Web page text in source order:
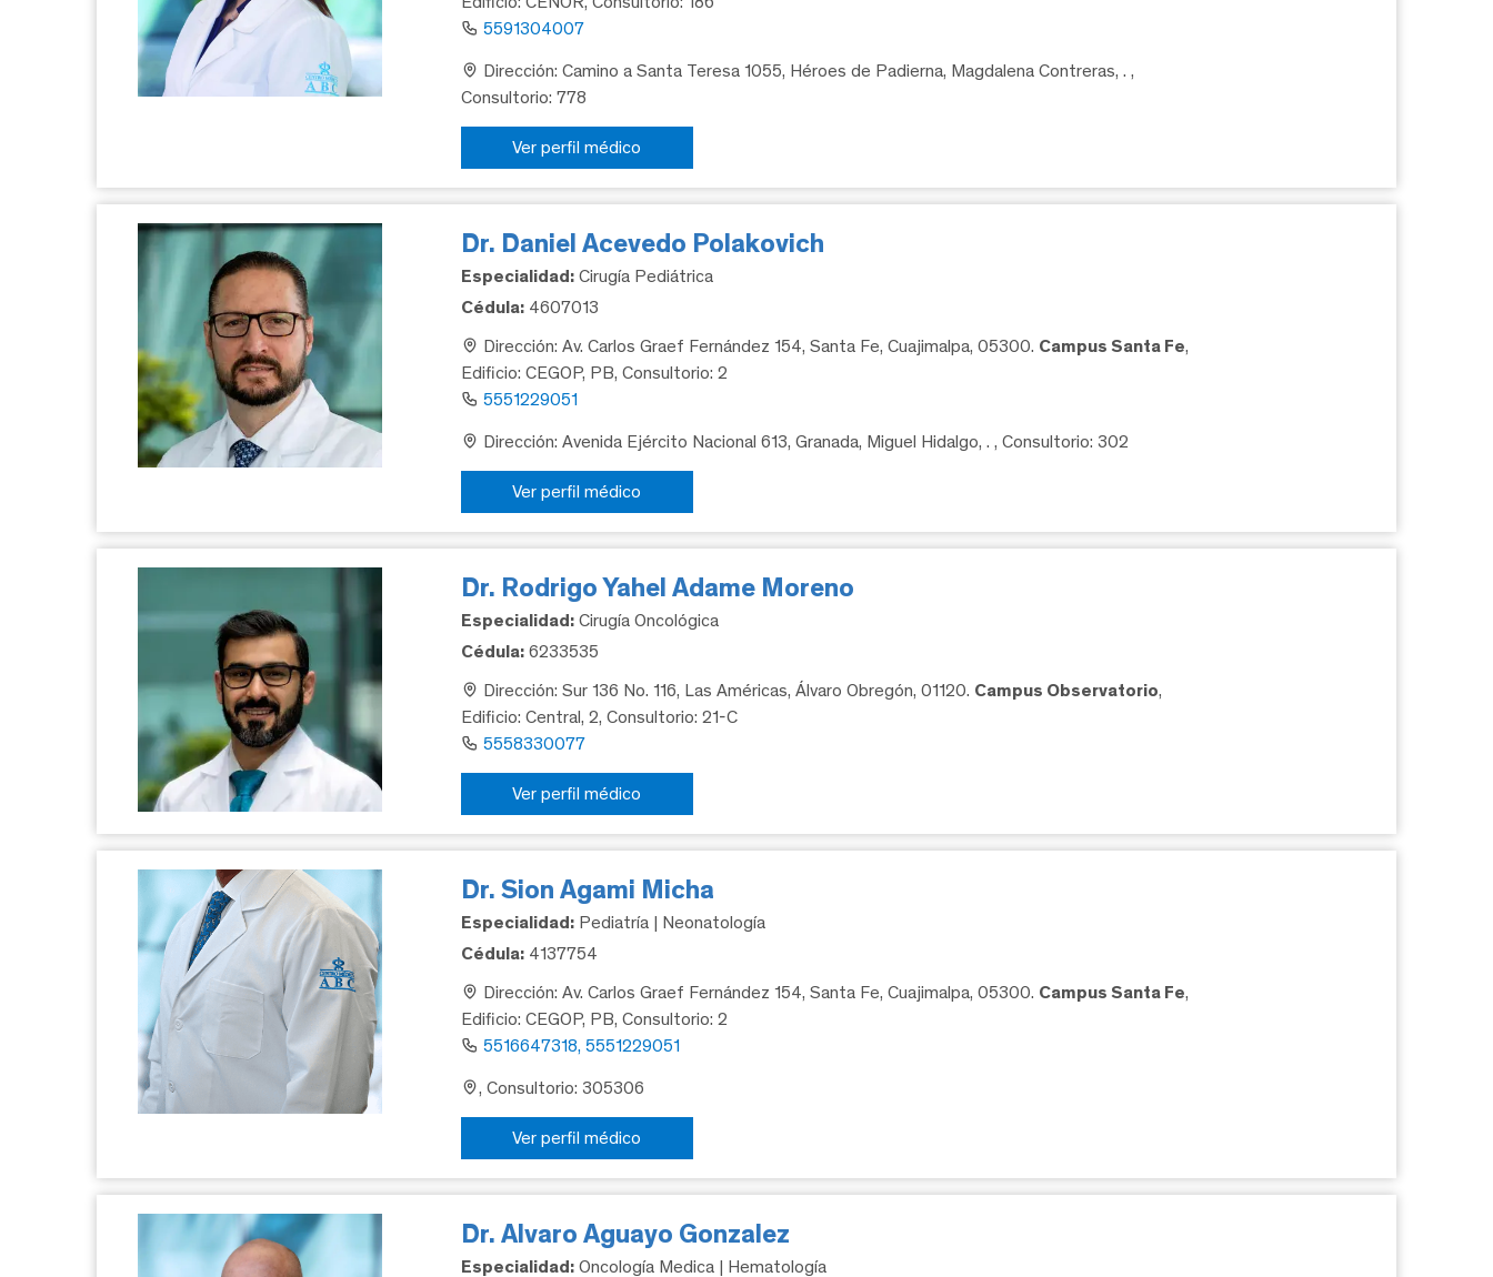
5591304007
Dirección: Camino a Santa Teresa 1055, Héroes de Padierna, Magdalena Contreras, . ,
Consultorio: 778
Ver perfil médico
Dr. Daniel Acevedo Polakovich
Especialidad: Cirugía Pediátrica
Cédula: 4607013
Dirección: Av. Carlos Graef Fernández 154, Santa Fe, Cuajimalpa, 05300. Campus Santa Fe,
Edificio: CEGOP, PB, Consultorio: 2
5551229051
Dirección: Avenida Ejército Nacional 613, Granada, Miguel Hidalgo, . , Consultorio: 302
Ver perfil médico
Dr. Rodrigo Yahel Adame Moreno
Especialidad: Cirugía Oncológica
Cédula: 6233535
Dirección: Sur 136 No. 116, Las Américas, Álvaro Obregón, 01120. Campus Observatorio,
Edificio: Central, 2, Consultorio: 21-C
5558330077
Ver perfil médico
Dr. Sion Agami Micha
Especialidad: Pediatría | Neonatología
Cédula: 4137754
Dirección: Av. Carlos Graef Fernández 154, Santa Fe, Cuajimalpa, 05300. Campus Santa Fe,
Edificio: CEGOP, PB, Consultorio: 2
5516647318, 5551229051
, Consultorio: 305306
Ver perfil médico
Dr. Alvaro Aguayo Gonzalez
Especialidad: Oncología Medica | Hematología